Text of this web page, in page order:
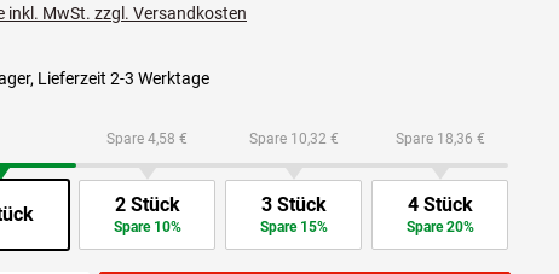
inkl. MwSt. zzgl. Versandkosten
Lieferzeit 2-3 Werktage
Spare 4,58 €
2 Stück
Spare 10%
Spare 10,32 €
3 Stück
Spare 15%
Spare 18,36 €
4 Stück
Spare 20%